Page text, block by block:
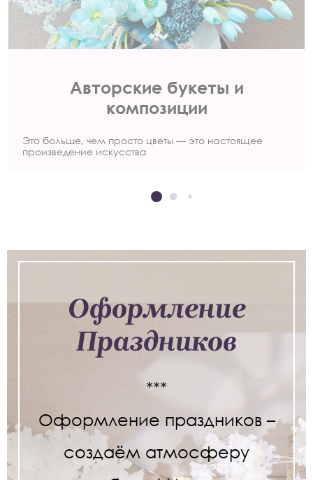
Авторские букеты и
композиции
Это больше, чем просто цветы — это настоящее
произведение искусства
Оформление
Праздников
***
Оформление праздников –
создаём атмосферу